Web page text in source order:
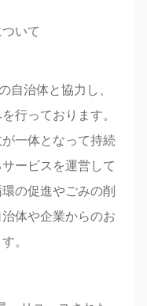
いて
自治体と協力し、
行っております。
一体となって持続
ービスを運営して
の促進やごみの削
体や企業からのお
。